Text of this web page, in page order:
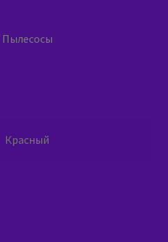
Пылесосы
Красный